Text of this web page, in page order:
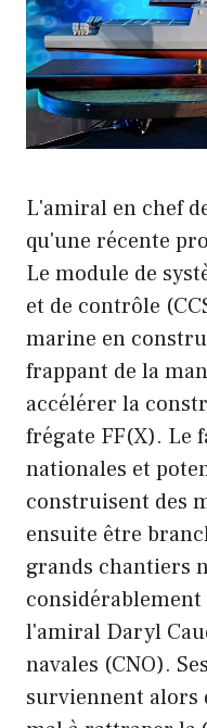
L'amiral en chef
qu'une récente
Le module de
et de contrôle
marine en
frappant de la
accélérer la
frégate FF(X). Le
nationales et
construisent des
ensuite être
grands chantiers
l'amiral Daryl
navales (CNO).
surviennent alors